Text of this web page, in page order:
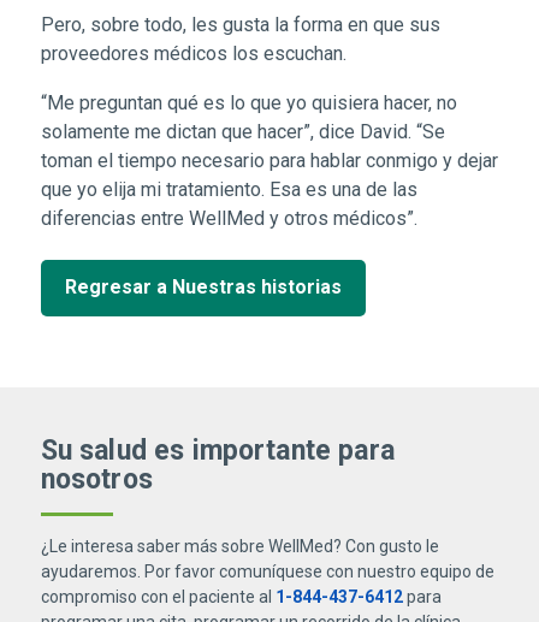
Pero, sobre todo, les gusta la forma en que sus
proveedores médicos los escuchan.
“Me preguntan qué es lo que yo quisiera hacer, no
solamente me dictan que hacer”, dice David. “Se
toman el tiempo necesario para hablar conmigo y dejar
que yo elija mi tratamiento. Esa es una de las
diferencias entre WellMed y otros médicos”.
Regresar a Nuestras historias
Su salud es importante para
nosotros
¿Le interesa saber más sobre WellMed? Con gusto le
ayudaremos. Por favor comuníquese con nuestro equipo de
compromiso con el paciente al 1-844-437-6412para